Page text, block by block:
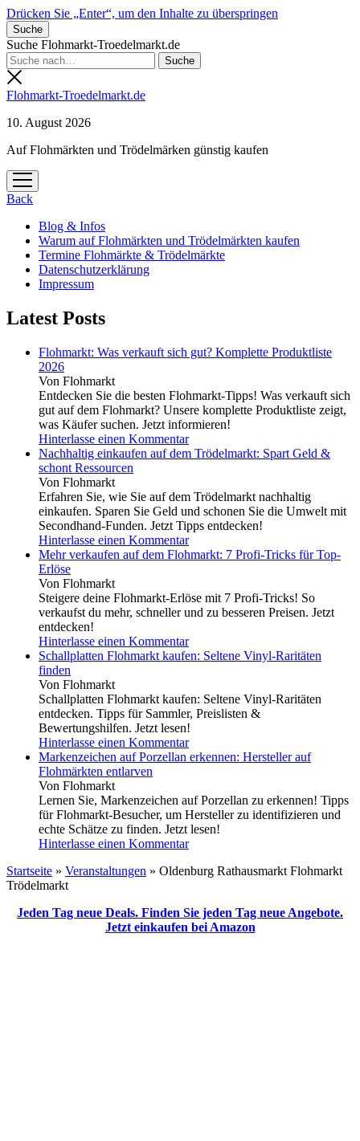
Drücken Sie „Enter“, um den Inhalte zu überspringen
Suche
Suche Flohmarkt-Troedelmarkt.de
Flohmarkt-Troedelmarkt.de
10. August 2026
Auf Flohmärkten und Trödelmärken günstig kaufen
Menü
öffnen
Back
Blog & Infos
Warum auf Flohmärkten und Trödelmärkten kaufen
Termine Flohmärkte & Trödelmärkte
Datenschutzerklärung
Impressum
Latest Posts
Flohmarkt: Was verkauft sich gut? Komplette Produktliste
2026
Von Flohmarkt
Entdecken Sie die besten Flohmarkt-Tipps! Was verkauft sich
gut auf dem Flohmarkt? Unsere komplette Produktliste zeigt,
was Käufer suchen. Jetzt informieren!
Hinterlasse einen Kommentar
Nachhaltig einkaufen auf dem Trödelmarkt: Spart Geld &
schont Ressourcen
Von Flohmarkt
Erfahren Sie, wie Sie auf dem Trödelmarkt nachhaltig
einkaufen. Sparen Sie Geld und schonen Sie die Umwelt mit
Secondhand-Funden. Jetzt Tipps entdecken!
Hinterlasse einen Kommentar
Mehr verkaufen auf dem Flohmarkt: 7 Profi-Tricks für Top-
Erlöse
Von Flohmarkt
Steigere deine Flohmarkt-Erlöse mit 7 Profi-Tricks! So
verkaufst du mehr, schneller und zu besseren Preisen. Jetzt
entdecken!
Hinterlasse einen Kommentar
Schallplatten Flohmarkt kaufen: Seltene Vinyl-Raritäten
finden
Von Flohmarkt
Schallplatten Flohmarkt kaufen: Seltene Vinyl-Raritäten
entdecken. Tipps für Sammler, Preislisten &
Bewertungshilfen. Jetzt lesen!
Hinterlasse einen Kommentar
Markenzeichen auf Porzellan erkennen: Hersteller auf
Flohmärkten entlarven
Von Flohmarkt
Lernen Sie, Markenzeichen auf Porzellan zu erkennen! Tipps
für Flohmarkt-Besucher, um Hersteller zu identifizieren und
echte Schätze zu finden. Jetzt lesen!
Hinterlasse einen Kommentar
Startseite » Veranstaltungen » Oldenburg Rathausmarkt Flohmarkt
Trödelmarkt
Jeden Tag neue Deals. Finden Sie jeden Tag neue Angebote.
Jetzt einkaufen bei Amazon